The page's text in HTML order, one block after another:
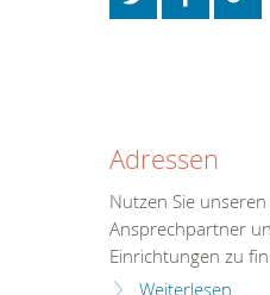
Adressen
Nutzen Sie
Ansprechpartner
Einrichtungen zu
Weiterlesen